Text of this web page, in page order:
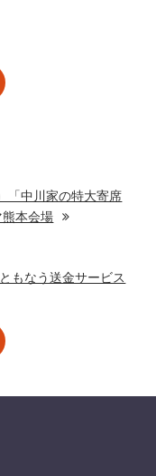
「中川家の特大寄席
本会場
もなう送金サービス